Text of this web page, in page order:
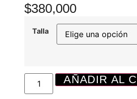
$380,000
Talla
AÑADIR AL